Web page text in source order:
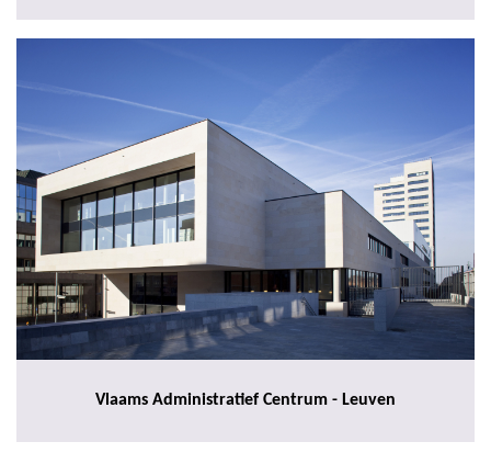
Vlaams Administratief Centrum - Leuven